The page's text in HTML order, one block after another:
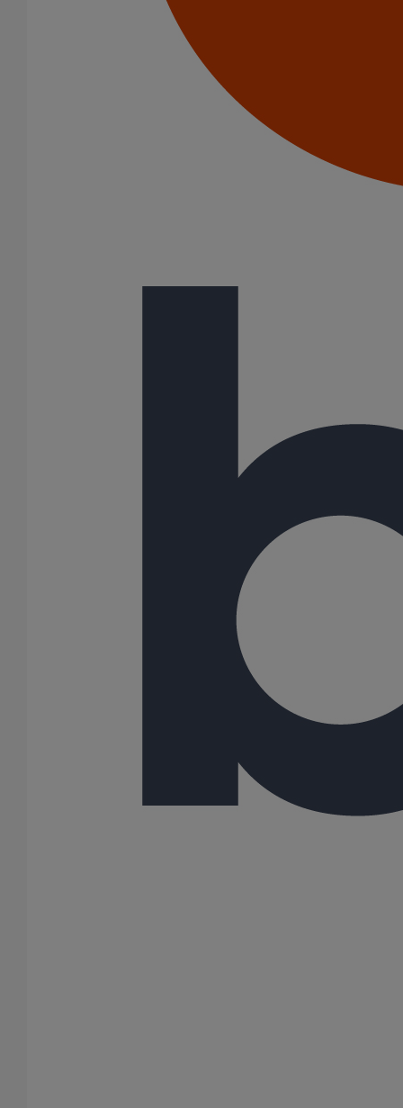
Collier de suspension type "poire" DN300
sur Collier de suspension type "poire" DN300